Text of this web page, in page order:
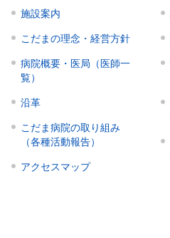
施設案内
こだまの理念・経営方針
病院概要・医局（医師一
覧）
沿革
こだま病院の取り組み
（各種活動報告）
アクセスマップ